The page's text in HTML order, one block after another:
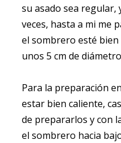
su asado sea regular,
veces, hasta a mi me
el sombrero esté
unos 5 cm de
Para la preparación
estar bien caliente,
de prepararlos y con
el sombrero hacia